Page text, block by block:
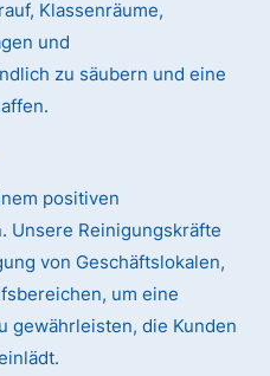
Klassenräume,
und
zu säubern und eine
positiven
Unsere Reinigungskräfte
von Geschäftslokalen,
um eine
gewährleisten, die Kunden